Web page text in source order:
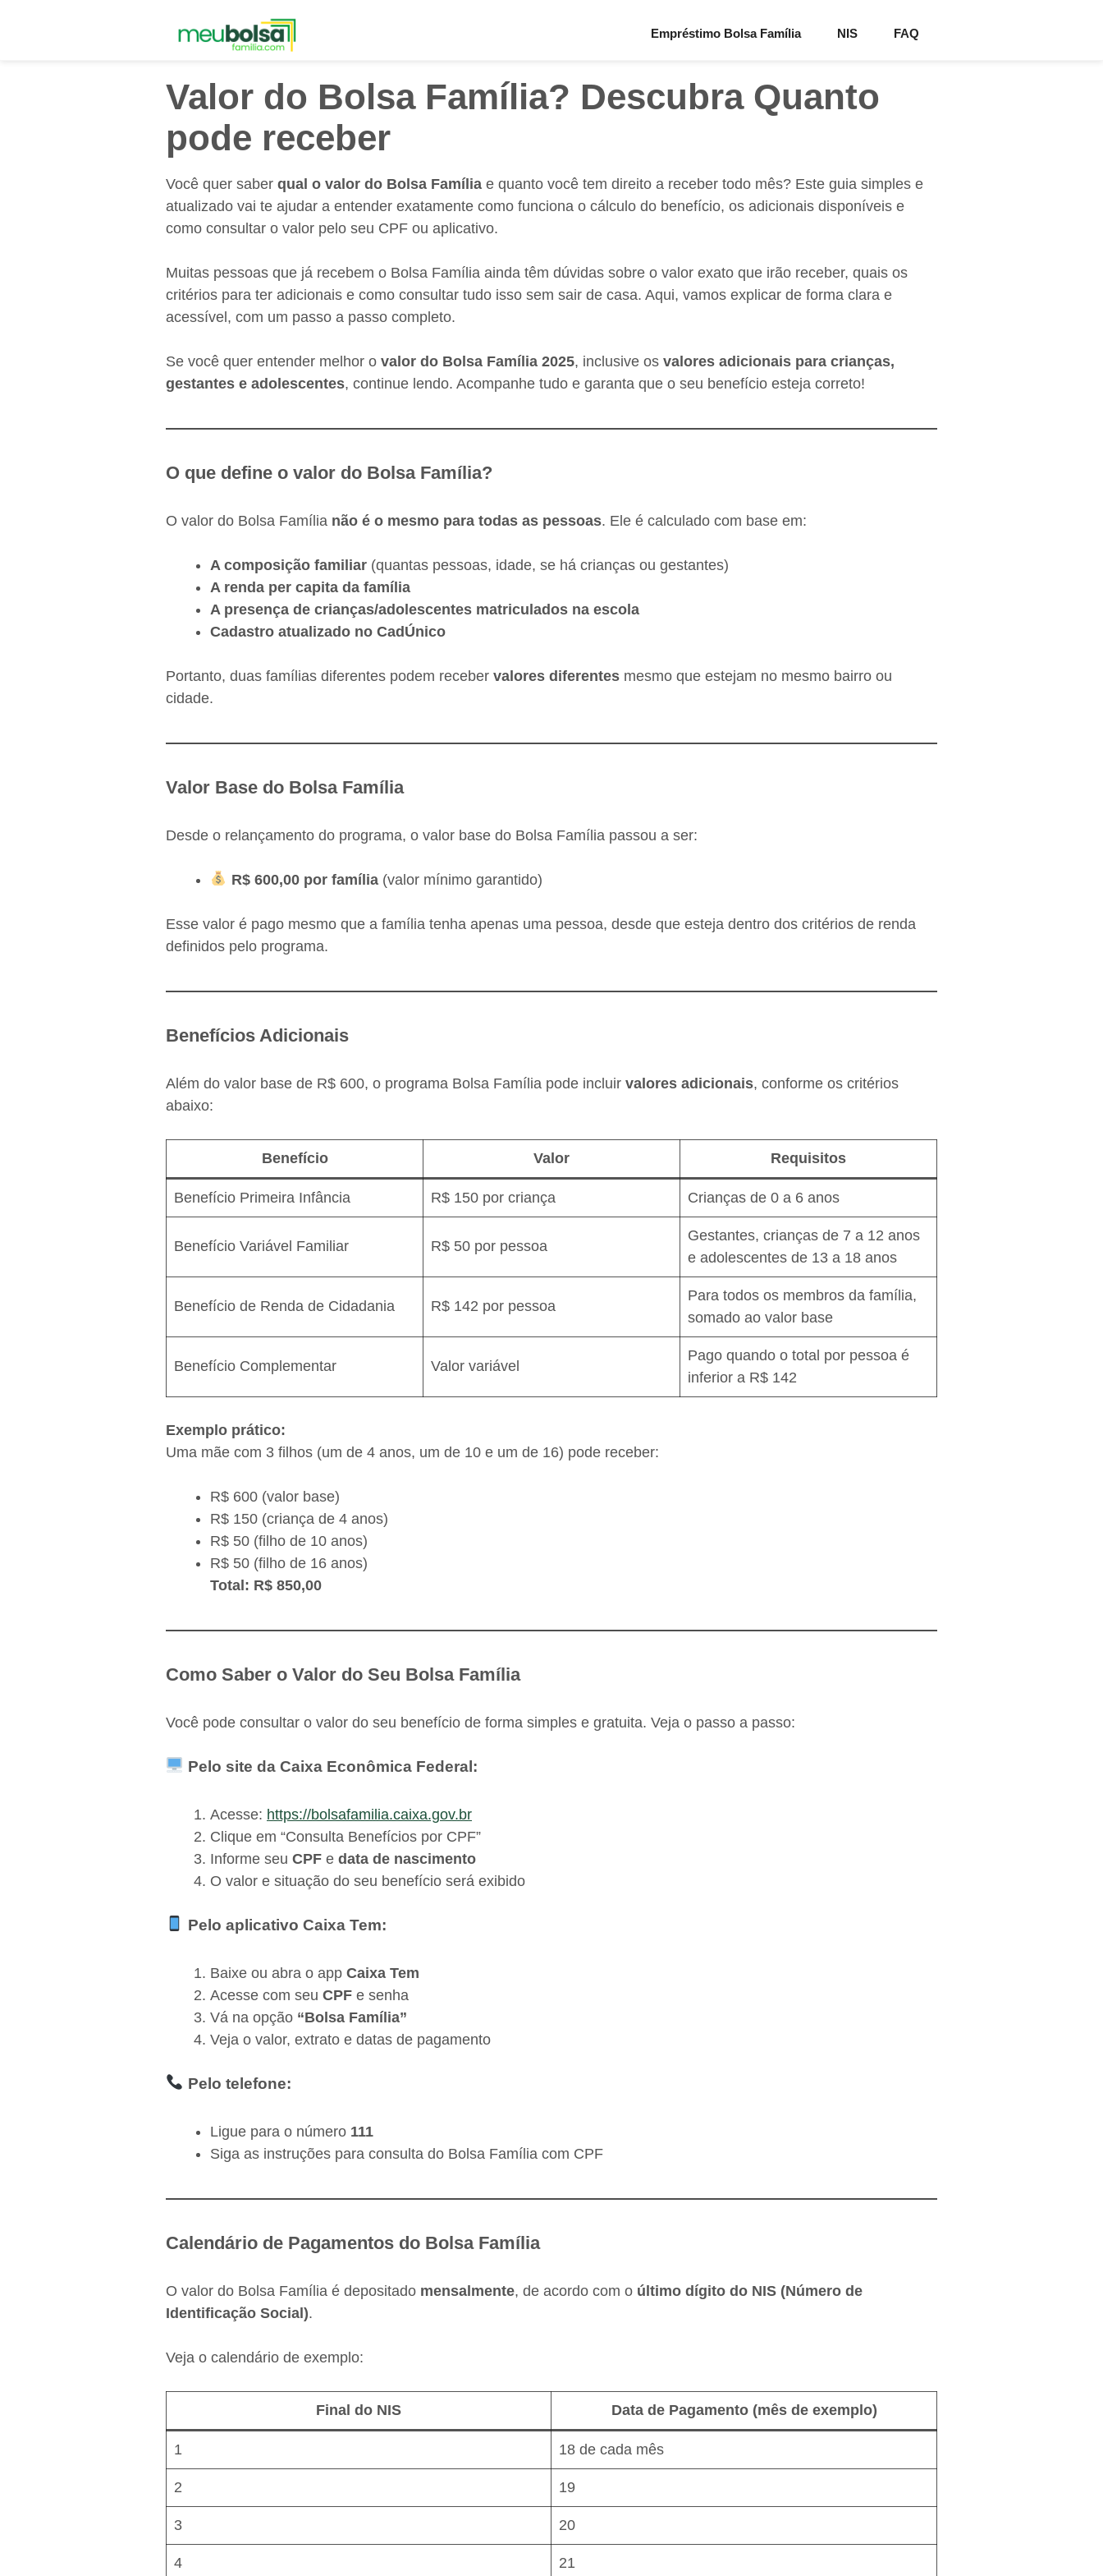
Empréstimo Bolsa Família NIS FAQ
Valor do Bolsa Família? Descubra Quanto
pode receber
Você quer saber qual o valor do Bolsa Família e quanto você tem direito a receber todo mês? Este guia simples e
atualizado vai te ajudar a entender exatamente como funciona o cálculo do benefício, os adicionais disponíveis e
como consultar o valor pelo seu CPF ou aplicativo.
Muitas pessoas que já recebem o Bolsa Família ainda têm dúvidas sobre o valor exato que irão receber, quais os
critérios para ter adicionais e como consultar tudo isso sem sair de casa. Aqui, vamos explicar de forma clara e
acessível, com um passo a passo completo.
Se você quer entender melhor o valor do Bolsa Família 2025, inclusive os valores adicionais para crianças,
gestantes e adolescentes, continue lendo. Acompanhe tudo e garanta que o seu benefício esteja correto!
O que define o valor do Bolsa Família?
O valor do Bolsa Família não é o mesmo para todas as pessoas. Ele é calculado com base em:
A composição familiar (quantas pessoas, idade, se há crianças ou gestantes)
A renda per capita da família
A presença de crianças/adolescentes matriculados na escola
Cadastro atualizado no CadÚnico
Portanto, duas famílias diferentes podem receber valores diferentes mesmo que estejam no mesmo bairro ou
cidade.
Valor Base do Bolsa Família
Desde o relançamento do programa, o valor base do Bolsa Família passou a ser:
R$ 600,00 por família(valor mínimo garantido)
Esse valor é pago mesmo que a família tenha apenas uma pessoa, desde que esteja dentro dos critérios de renda
definidos pelo programa.
Benefícios Adicionais
Além do valor base de R$ 600, o programa Bolsa Família pode incluir valores adicionais, conforme os critérios
abaixo:
Benefício Valor Requisitos
Benefício Primeira Infância R$ 150 por criança Crianças de 0 a 6 anos
Benefício Variável Familiar R$ 50 por pessoa
Gestantes, crianças de 7 a 12 anos
e adolescentes de 13 a 18 anos
Benefício de Renda de Cidadania R$ 142 por pessoa
Para todos os membros da família,
somado ao valor base
Benefício Complementar Valor variável
Pago quando o total por pessoa é
inferior a R$ 142
Exemplo prático:
Uma mãe com 3 filhos (um de 4 anos, um de 10 e um de 16) pode receber:
R$ 600 (valor base)
R$ 150 (criança de 4 anos)
R$ 50 (filho de 10 anos)
R$ 50 (filho de 16 anos)
Total: R$ 850,00
Como Saber o Valor do Seu Bolsa Família
Você pode consultar o valor do seu benefício de forma simples e gratuita. Veja o passo a passo:
Pelo site da Caixa Econômica Federal:
Acesse: https://bolsafamilia.caixa.gov.br
Clique em “Consulta Benefícios por CPF”
Informe seu CPF e data de nascimento
O valor e situação do seu benefício será exibido
Pelo aplicativo Caixa Tem:
Baixe ou abra o app Caixa Tem
Acesse com seu CPF e senha
Vá na opção “Bolsa Família”
Veja o valor, extrato e datas de pagamento
Pelo telefone:
Ligue para o número 111
Siga as instruções para consulta do Bolsa Família com CPF
Calendário de Pagamentos do Bolsa Família
O valor do Bolsa Família é depositado mensalmente, de acordo com o último dígito do NIS (Número de
Identificação Social).
Veja o calendário de exemplo:
Final do NIS Data de Pagamento (mês de exemplo)
1 18 de cada mês
2 19
3 20
4 21